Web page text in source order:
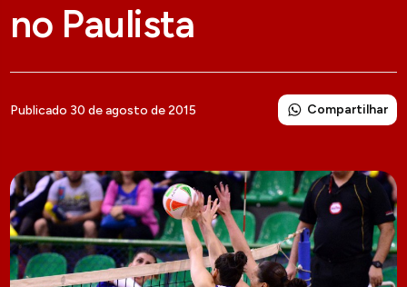
no Paulista
Publicado 30 de agosto de 2015 Compartilhar